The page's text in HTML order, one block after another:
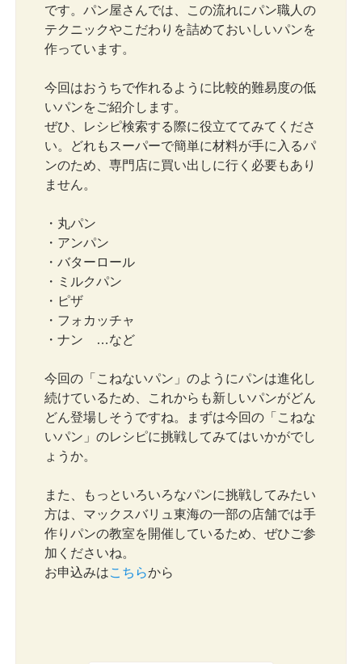
です。パン屋さんでは、この流れにパン職人の
テクニックやこだわりを詰めておいしいパンを
作っています。
今回はおうちで作れるように比較的難易度の低
いパンをご紹介します。
ぜひ、レシピ検索する際に役立ててみてくださ
い。どれもスーパーで簡単に材料が手に入るパ
ンのため、専門店に買い出しに行く必要もあり
ません。
・丸パン
・アンパン
・バターロール
・ミルクパン
・ピザ
・フォカッチャ
・ナン …など
今回の「こねないパン」のようにパンは進化し
続けているため、これからも新しいパンがどん
どん登場しそうですね。まずは今回の「こねな
いパン」のレシピに挑戦してみてはいかがでし
ょうか。
また、もっといろいろなパンに挑戦してみたい
方は、マックスバリュ東海の一部の店舗では手
作りパンの教室を開催しているため、ぜひご参
加くださいね。
お申込みはこちらから